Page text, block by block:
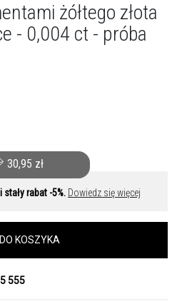
żółtego złota
- 0,004 ct - próba
30,95 zł
stały rabat -5%. Dowiedz się więcej
KOSZYKA
555